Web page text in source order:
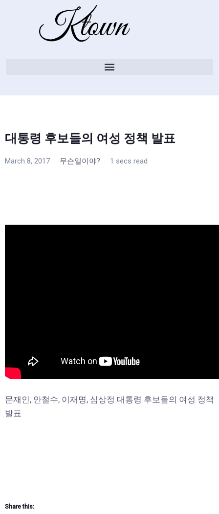
대통령 후보들의 여성 정책 발표
March 8, 2017 무슨일이야? 1 secs read
문재인, 안철수, 이재명, 심상정 대통령 후보들의 여성 정책
발표
Share this: